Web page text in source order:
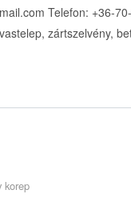
Telefon: +36-
zártszelvény,
korep